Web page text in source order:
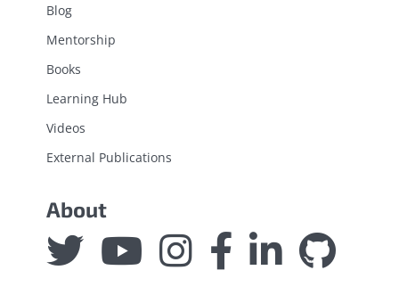
Blog
Mentorship
Books
Learning Hub
Videos
External Publications
About